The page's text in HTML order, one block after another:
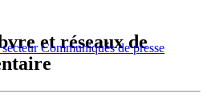
secteurCommuniqués de presse
et réseaux de